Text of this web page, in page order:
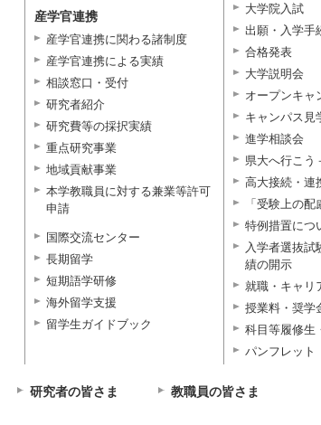
産学官連携
産学官連携に関わる諸制度
産学官連携による実績
相談窓口・受付
研究者紹介
研究費等の採択実績
重点研究事業
地域貢献事業
本学教職員に対する兼業等許可
申請
国際交流センター
長期留学
短期語学研修
海外留学支援
留学生ガイドブック
大学院入試
出願・入学手
合格発表
大学説明会
オープンキャ
キャンパス見
進学相談会
県大へ行こう
高大接続・連
「受験上の
特例措置につ
入学者選抜試
績の開示
就職・キャリ
授業料・奨学
科目等履修生
パンフレット
研究者の皆さま 教職員の皆さま